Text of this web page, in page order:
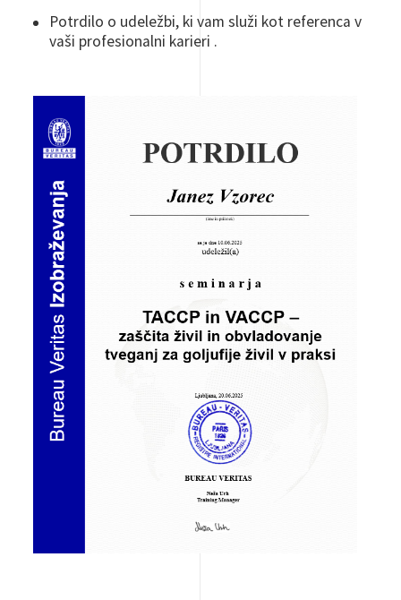
Potrdilo o udeležbi, ki vam služi kot referenca v
vaši profesionalni karieri .